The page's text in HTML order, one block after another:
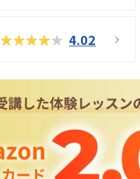
★★★★★ 4.02